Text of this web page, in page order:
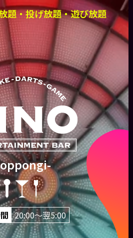
題・投げ放題・遊び放題
20:00〜翌5:00